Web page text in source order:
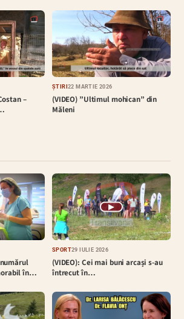
–
ȘTIRI22 MARTIE 2026
(VIDEO) ”Ultimul mohican” din
Măleni
în…
▶
SPORT29 IULIE 2026
(VIDEO): Cei mai buni arcași s-au
întrecut în…